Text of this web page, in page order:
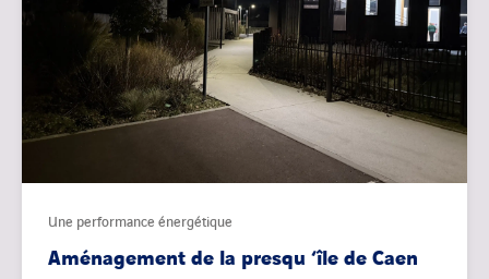
Une performance énergétique
Aménagement de la presqu ‘île de Caen